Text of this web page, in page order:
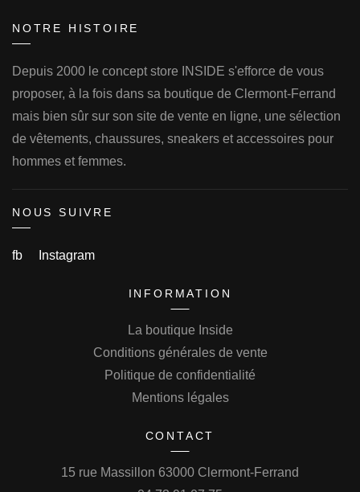
NOTRE HISTOIRE
Depuis 2000 le concept store INSIDE s'efforce de vous
proposer, à la fois dans sa boutique de Clermont-Ferrand
mais bien sûr sur son site de vente en ligne, une sélection
de vêtements, chaussures, sneakers et accessoires pour
hommes et femmes.
NOUS SUIVRE
fb Instagram
INFORMATION
La boutique Inside
Conditions générales de vente
Politique de confidentialité
Mentions légales
CONTACT
15 rue Massillon 63000 Clermont-Ferrand